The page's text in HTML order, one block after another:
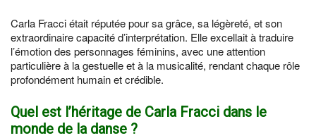
Carla Fracci était réputée pour sa grâce, sa légèreté, et son
extraordinaire capacité d’interprétation. Elle excellait à traduire
l’émotion des personnages féminins, avec une attention
particulière à la gestuelle et à la musicalité, rendant chaque rôle
profondément humain et crédible.
Quel est l’héritage de Carla Fracci dans le
monde de la danse ?